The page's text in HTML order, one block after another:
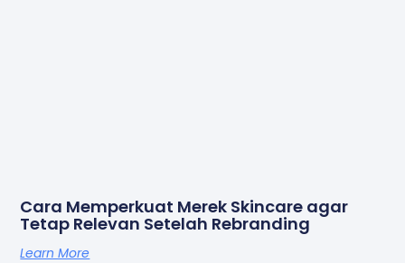
Cara Memperkuat Merek Skincare agar
Tetap Relevan Setelah Rebranding
Learn More